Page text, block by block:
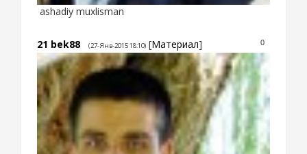
ashadiy muxlisman
0
21 bek88 (27-Янв-2015 18:10) [Материал]